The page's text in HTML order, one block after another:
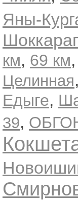
Яны-
км, 69 км,
Целинная,
Едыге,
39,